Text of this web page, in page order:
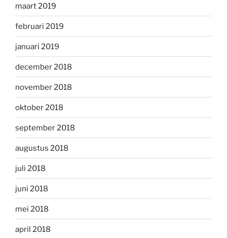
maart 2019
februari 2019
januari 2019
december 2018
november 2018
oktober 2018
september 2018
augustus 2018
juli 2018
juni 2018
mei 2018
april 2018